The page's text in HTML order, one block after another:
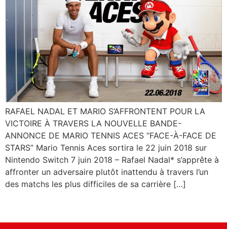
RAFAEL NADAL ET MARIO S’AFFRONTENT POUR LA
VICTOIRE À TRAVERS LA NOUVELLE BANDE-
ANNONCE DE MARIO TENNIS ACES “FACE-À-FACE DE
STARS” Mario Tennis Aces sortira le 22 juin 2018 sur
Nintendo Switch 7 juin 2018 – Rafael Nadal* s’apprête à
affronter un adversaire plutôt inattendu à travers l’un
des matchs les plus difficiles de sa carrière […]